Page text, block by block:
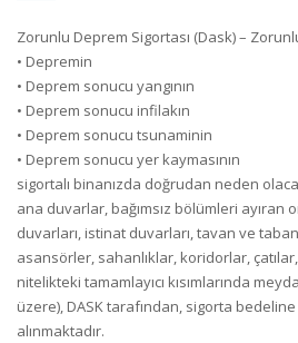
Zorunlu Deprem Sigortası (Dask) –
• Depremin
• Deprem sonucu yangının
• Deprem sonucu infilakın
• Deprem sonucu tsunaminin
• Deprem sonucu yer kaymasının
sigortalı binanızda doğrudan neden
ana duvarlar, bağımsız bölümleri ayıran
duvarları, istinat duvarları, tavan ve
asansörler, sahanlıklar, koridorlar,
nitelikteki tamamlayıcı kısımlarında
üzere), DASK tarafından, sigorta
alınmaktadır.